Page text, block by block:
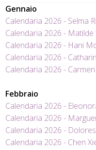
Gennaio
Calendaria 2026 - Selma
Calendaria 2026 - Matilde
Calendaria 2026 - Hani
Calendaria 2026 -
Calendaria 2026 -
Febbraio
Calendaria 2026 -
Calendaria 2026 -
Calendaria 2026 -
Calendaria 2026 - Chen